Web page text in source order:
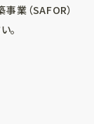
業（SAFOR）
。